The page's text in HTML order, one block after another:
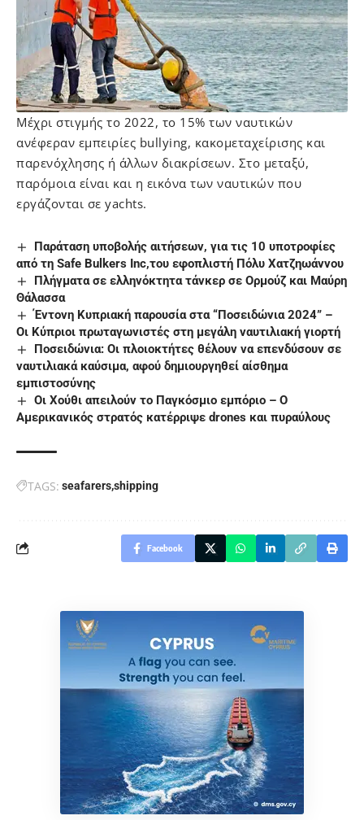
Μέχρι στιγμής το 2022, το 15% των ναυτικών
ανέφεραν εμπειρίες bullying, κακομεταχείρισης και
παρενόχλησης ή άλλων διακρίσεων. Στο μεταξύ,
παρόμοια είναι και η εικόνα των ναυτικών που
εργάζονται σε yachts.
Παράταση υποβολής αιτήσεων, για τις 10 υποτροφίες
από τη Safe Bulkers Inc,του εφοπλιστή Πόλυ Χατζηωάννου
Πλήγματα σε ελληνόκτητα τάνκερ σε Ορμούζ και Μαύρη
Θάλασσα
Έντονη Κυπριακή παρουσία στα “Ποσειδώνια 2024” –
Οι Κύπριοι πρωταγωνιστές στη μεγάλη ναυτιλιακή γιορτή
Ποσειδώνια: Οι πλοιοκτήτες θέλουν να επενδύσουν σε
ναυτιλιακά καύσιμα, αφού δημιουργηθεί αίσθημα
εμπιστοσύνης
Οι Χούθι απειλούν το Παγκόσμιο εμπόριο – Ο
Αμερικανικός στρατός κατέρριψε drones και πυραύλους
TAGS: seafarersshipping
Facebook